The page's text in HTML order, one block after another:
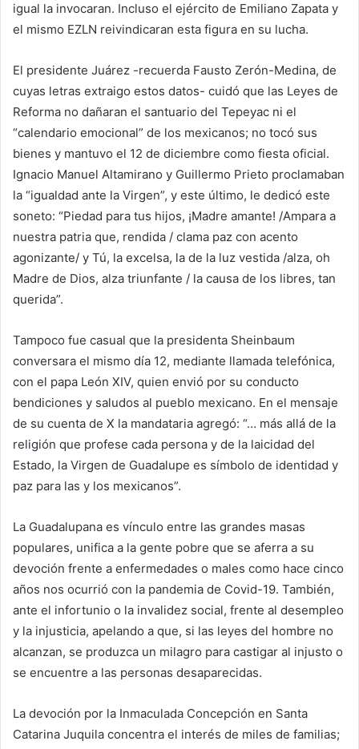
igual la invocaran. Incluso el ejército de Emiliano Zapata y
el mismo EZLN reivindicaran esta figura en su lucha.
El presidente Juárez -recuerda Fausto Zerón-Medina, de
cuyas letras extraigo estos datos- cuidó que las Leyes de
Reforma no dañaran el santuario del Tepeyac ni el
“calendario emocional” de los mexicanos; no tocó sus
bienes y mantuvo el 12 de diciembre como fiesta oficial.
Ignacio Manuel Altamirano y Guillermo Prieto proclamaban
la “igualdad ante la Virgen”, y este último, le dedicó este
soneto: “Piedad para tus hijos, ¡Madre amante! /Ampara a
nuestra patria que, rendida / clama paz con acento
agonizante/ y Tú, la excelsa, la de la luz vestida /alza, oh
Madre de Dios, alza triunfante / la causa de los libres, tan
querida”.
Tampoco fue casual que la presidenta Sheinbaum
conversara el mismo día 12, mediante llamada telefónica,
con el papa León XIV, quien envió por su conducto
bendiciones y saludos al pueblo mexicano. En el mensaje
de su cuenta de X la mandataria agregó: “… más allá de la
religión que profese cada persona y de la laicidad del
Estado, la Virgen de Guadalupe es símbolo de identidad y
paz para las y los mexicanos”.
La Guadalupana es vínculo entre las grandes masas
populares, unifica a la gente pobre que se aferra a su
devoción frente a enfermedades o males como hace cinco
años nos ocurrió con la pandemia de Covid-19. También,
ante el infortunio o la invalidez social, frente al desempleo
y la injusticia, apelando a que, si las leyes del hombre no
alcanzan, se produzca un milagro para castigar al injusto o
se encuentre a las personas desaparecidas.
La devoción por la Inmaculada Concepción en Santa
Catarina Juquila concentra el interés de miles de familias;